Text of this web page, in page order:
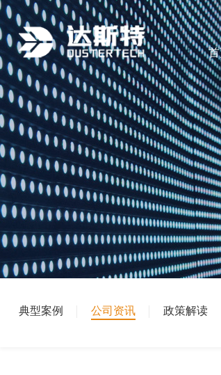
典型案例 公司资讯 政策解读